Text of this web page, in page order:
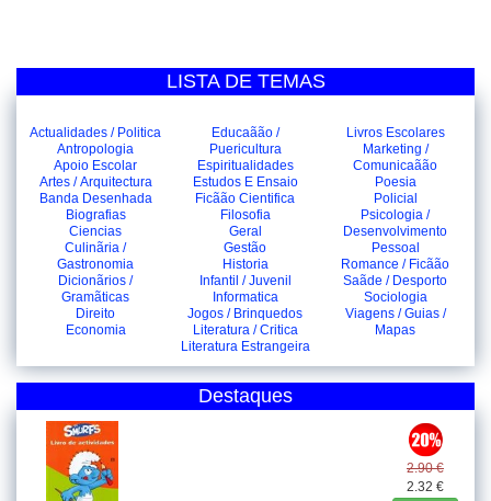
LISTA DE TEMAS
Actualidades / Politica
Antropologia
Apoio Escolar
Artes / Arquitectura
Banda Desenhada
Biografias
Ciencias
Culinãria /
Gastronomia
Dicionãrios /
Gramãticas
Direito
Economia
Educaãão /
Puericultura
Espiritualidades
Estudos E Ensaio
Ficãão Cientifica
Filosofia
Geral
Gestão
Historia
Infantil / Juvenil
Informatica
Jogos / Brinquedos
Literatura / Critica
Literatura Estrangeira
Livros Escolares
Marketing /
Comunicaãão
Poesia
Policial
Psicologia /
Desenvolvimento
Pessoal
Romance / Ficãão
Saãde / Desporto
Sociologia
Viagens / Guias /
Mapas
Destaques
2.90 €
2.32 €